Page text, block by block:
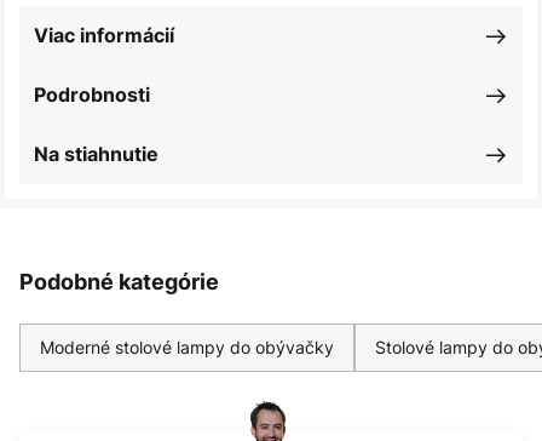
Podrobnosti
Viac informácií
Na stiahnutie
Podobné kategórie
Moderné stolové lampy do obývačky Stolové lampy do